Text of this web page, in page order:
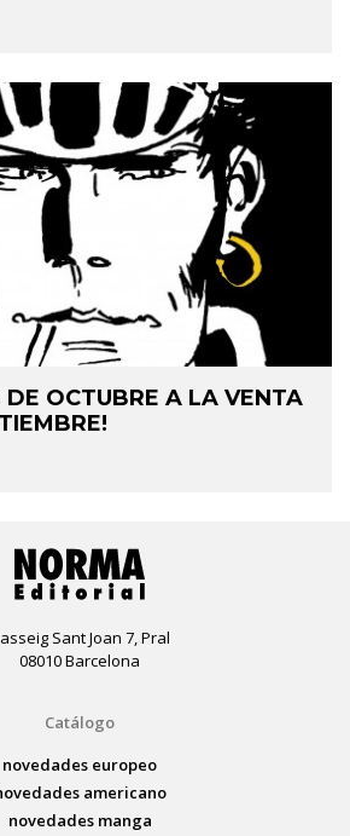
DE OCTUBRE A LA VENTA
Sant Joan 7, Pral
08010 Barcelona
Catálogo
novedades europeo
americano
novedades manga